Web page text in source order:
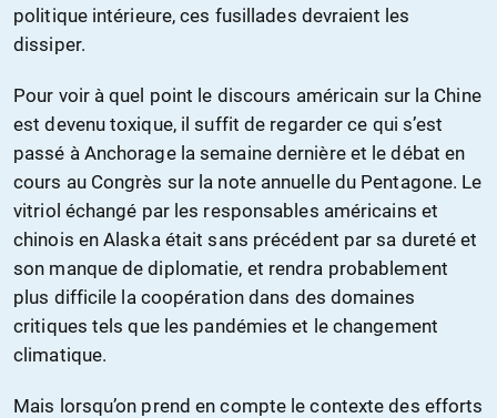
politique intérieure, ces fusillades devraient les
dissiper.
Pour voir à quel point le discours américain sur la Chine
est devenu toxique, il suffit de regarder ce qui s’est
passé à Anchorage la semaine dernière et le débat en
cours au Congrès sur la note annuelle du Pentagone. Le
vitriol échangé par les responsables américains et
chinois en Alaska était sans précédent par sa dureté et
son manque de diplomatie, et rendra probablement
plus difficile la coopération dans des domaines
critiques tels que les pandémies et le changement
climatique.
Mais lorsqu’on prend en compte le contexte des efforts